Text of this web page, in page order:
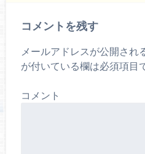
コメントを残す
メールアドレスが公開され
が付いている欄は必須項目
コメント